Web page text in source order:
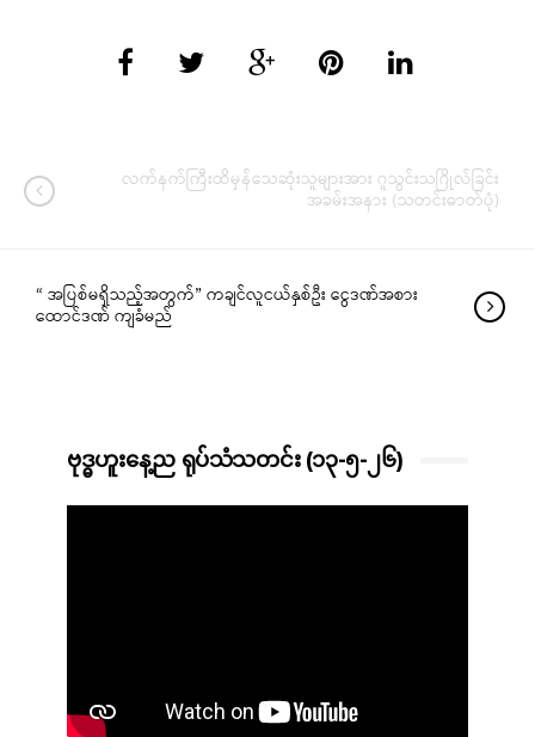
လက်နက်ကြီးထိမှန်သေဆုံးသူများအား ဂူသွင်းသဂြိုလ်ခြင်း
အခမ်းအနား (သတင်းဓာတ်ပုံ)
“ အပြစ်မရှိသည့်အတွက်” ကချင်လူငယ်နှစ်ဦး ငွေဒဏ်အစား
ထောင်ဒဏ် ကျခံမည်
ဗုဒ္ဓဟူးနေ့ည ရုပ်သံသတင်း (၁၃-၅-၂၆)